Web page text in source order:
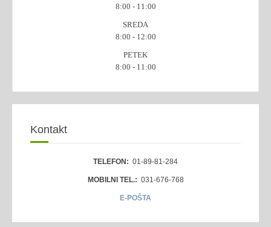
8:00 - 11:00
SREDA
8:00 - 12:00
PETEK
8:00 - 11:00
Kontakt
TELEFON: 01-89-81-284
MOBILNI TEL.: 031-676-768
E-POŠTA